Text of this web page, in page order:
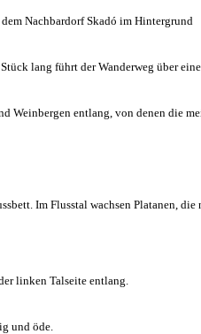
Nachbardorf Skadó im Hintergrund
lang führt der Wanderweg über
Weinbergen entlang, von denen die
Im Flusstal wachsen Platanen,
linken Talseite entlang.
und öde.